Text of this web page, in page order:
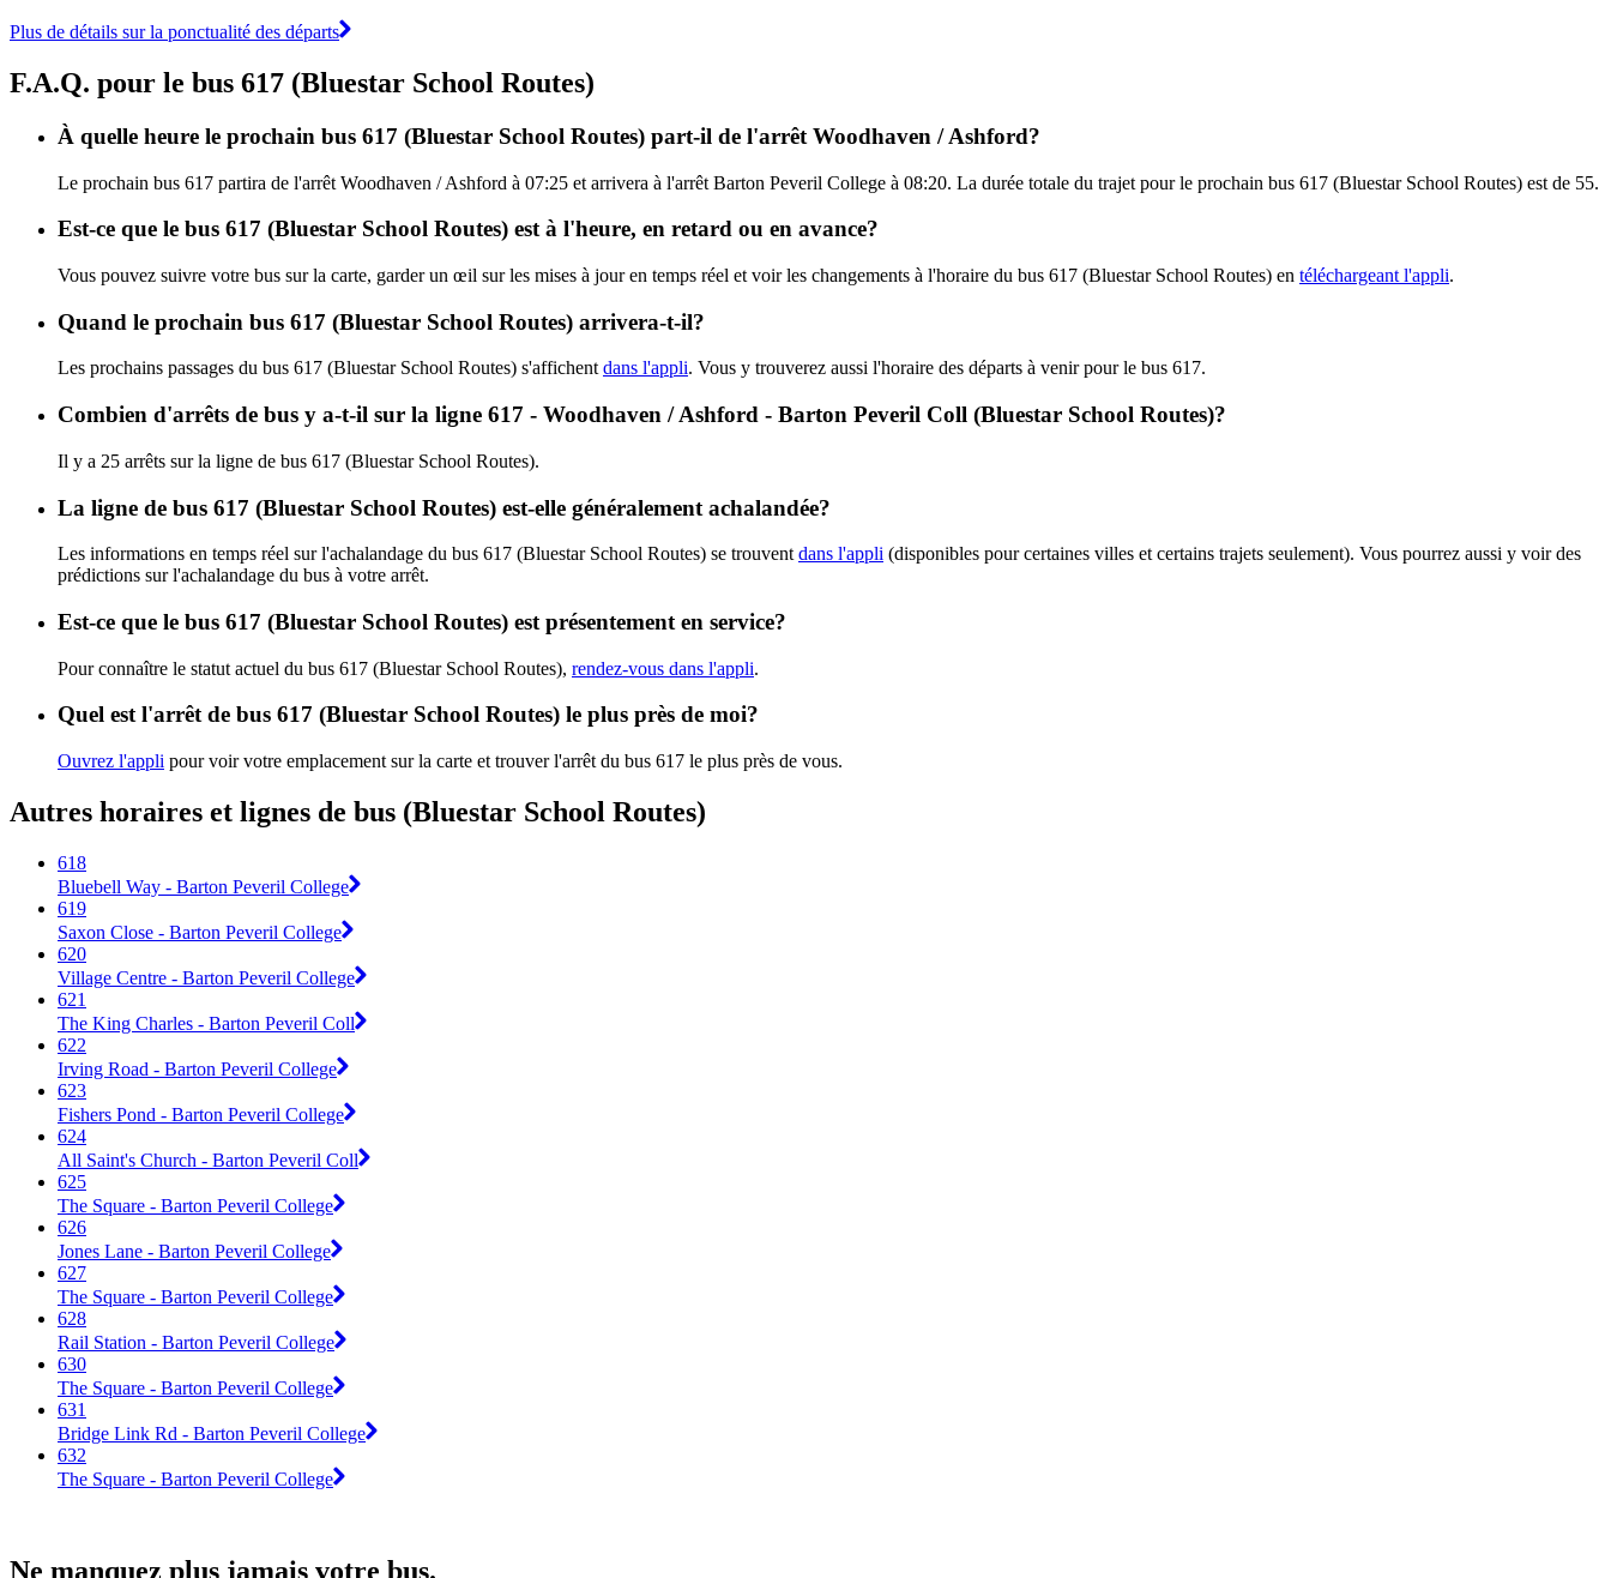
Plus de détails sur la ponctualité des départs
F.A.Q. pour le bus 617 (Bluestar School Routes)
À quelle heure le prochain bus 617 (Bluestar School Routes) part-il de l'arrêt Woodhaven / Ashford?
Le prochain bus 617 partira de l'arrêt Woodhaven / Ashford à 07:25 et arrivera à l'arrêt Barton Peveril College à 08:20. La durée totale du trajet pour le prochain bus 617 (Bluestar School Routes) est de 55.
Est-ce que le bus 617 (Bluestar School Routes) est à l'heure, en retard ou en avance?
Vous pouvez suivre votre bus sur la carte, garder un œil sur les mises à jour en temps réel et voir les changements à l'horaire du bus 617 (Bluestar School Routes) en téléchargeant l'appli.
Quand le prochain bus 617 (Bluestar School Routes) arrivera-t-il?
Les prochains passages du bus 617 (Bluestar School Routes) s'affichent dans l'appli. Vous y trouverez aussi l'horaire des départs à venir pour le bus 617.
Combien d'arrêts de bus y a-t-il sur la ligne 617 - Woodhaven / Ashford - Barton Peveril Coll (Bluestar School Routes)?
Il y a 25 arrêts sur la ligne de bus 617 (Bluestar School Routes).
La ligne de bus 617 (Bluestar School Routes) est-elle généralement achalandée?
Les informations en temps réel sur l'achalandage du bus 617 (Bluestar School Routes) se trouvent dans l'appli (disponibles pour certaines villes et certains trajets seulement). Vous pourrez aussi y voir des
prédictions sur l'achalandage du bus à votre arrêt.
Est-ce que le bus 617 (Bluestar School Routes) est présentement en service?
Pour connaître le statut actuel du bus 617 (Bluestar School Routes), rendez-vous dans l'appli.
Quel est l'arrêt de bus 617 (Bluestar School Routes) le plus près de moi?
Ouvrez l'appli pour voir votre emplacement sur la carte et trouver l'arrêt du bus 617 le plus près de vous.
Autres horaires et lignes de bus (Bluestar School Routes)
618
Bluebell Way - Barton Peveril College
619
Saxon Close - Barton Peveril College
620
Village Centre - Barton Peveril College
621
The King Charles - Barton Peveril Coll
622
Irving Road - Barton Peveril College
623
Fishers Pond - Barton Peveril College
624
All Saint's Church - Barton Peveril Coll
625
The Square - Barton Peveril College
626
Jones Lane - Barton Peveril College
627
The Square - Barton Peveril College
628
Rail Station - Barton Peveril College
630
The Square - Barton Peveril College
631
Bridge Link Rd - Barton Peveril College
632
The Square - Barton Peveril College
Ne manquez plus jamais votre bus.